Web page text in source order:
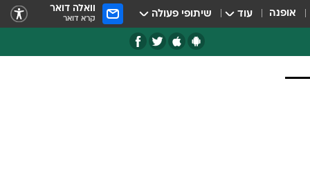
אופנה עוד שיתופי פעולה וואלה דואר
קרא דואר